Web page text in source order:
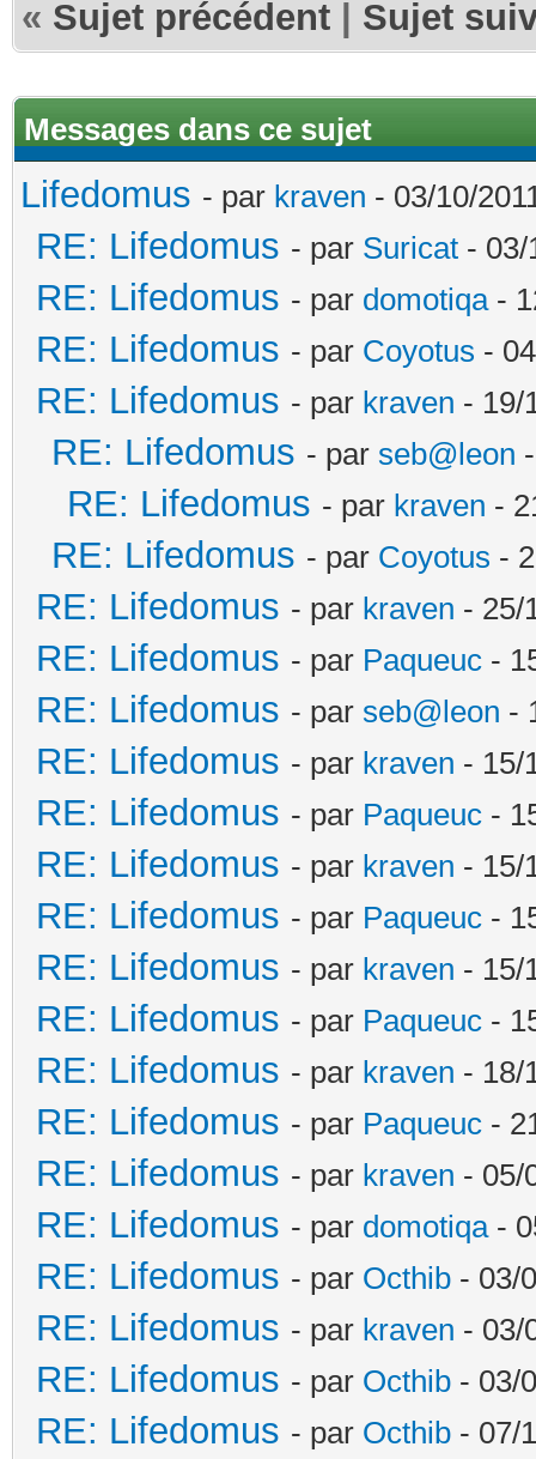
« Sujet précédent Sujet
Messages dans ce sujet
Lifedomus - par kraven - 03/10/
RE: Lifedomus - par Suricat - 03/
RE: Lifedomus - par domotiqa-
RE: Lifedomus - par Coyotus -
RE: Lifedomus - par kraven - 19/
RE: Lifedomus - par seb@leon
RE: Lifedomus - par kraven -
RE: Lifedomus - par Coyotus -
RE: Lifedomus - par kraven - 25/
RE: Lifedomus - par Paqueuc -
RE: Lifedomus - par seb@leon -
RE: Lifedomus - par kraven - 15/
RE: Lifedomus - par Paqueuc -
RE: Lifedomus - par kraven - 15/
RE: Lifedomus - par Paqueuc -
RE: Lifedomus - par kraven - 15/
RE: Lifedomus - par Paqueuc -
RE: Lifedomus - par kraven - 18/
RE: Lifedomus - par Paqueuc -
RE: Lifedomus - par kraven - 05/
RE: Lifedomus - par domotiqa-
RE: Lifedomus - par Octhib - 03/
RE: Lifedomus - par kraven - 03/
RE: Lifedomus - par Octhib - 03/
RE: Lifedomus - par Octhib - 07/